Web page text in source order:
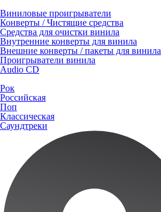
Виниловые проигрыватели
Конверты / Чистящие средства
Средства для очистки винила
Внутренние конверты для винила
Внешние конверты / пакеты для винила
Проигрыватели винила
Audio CD
Рок
Российская
Поп
Классическая
Саундтреки